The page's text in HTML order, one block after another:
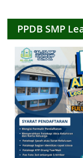
PPDB SMP